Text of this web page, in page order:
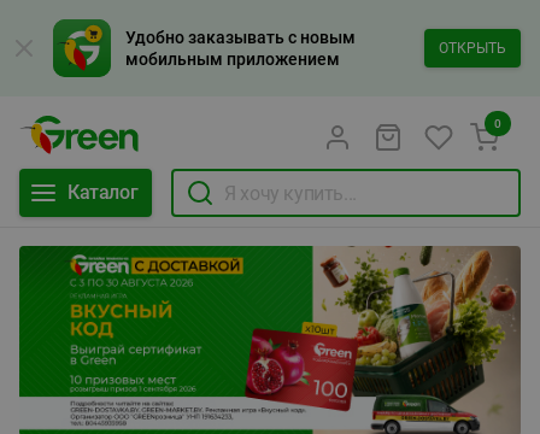
Удобно заказывать с новым
мобильным приложением
ОТКРЫТЬ
Каталог
0